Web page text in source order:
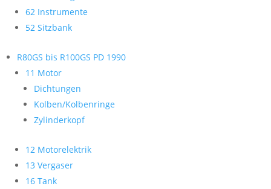
62 Instrumente
52 Sitzbank
R80GS bis R100GS PD 1990
11 Motor
Dichtungen
Kolben/Kolbenringe
Zylinderkopf
12 Motorelektrik
13 Vergaser
16 Tank